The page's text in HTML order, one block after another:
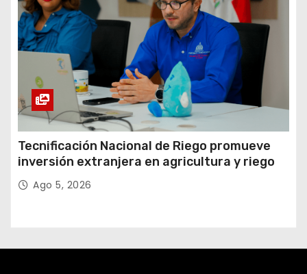
Tecnificación Nacional de Riego promueve
inversión extranjera en agricultura y riego
Ago 5, 2026